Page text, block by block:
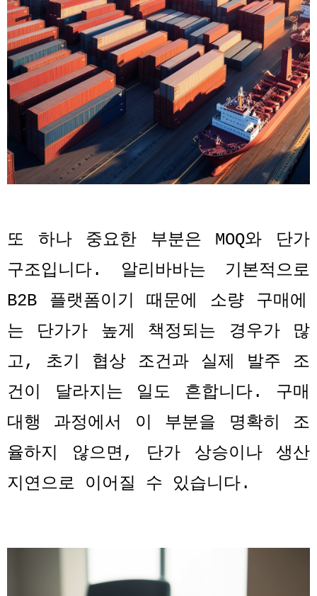
또 하나 중요한 부분은 MOQ와 단가
구조입니다. 알리바바는 기본적으로
B2B 플랫폼이기 때문에 소량 구매에
는 단가가 높게 책정되는 경우가 많
고, 초기 협상 조건과 실제 발주 조
건이 달라지는 일도 흔합니다. 구매
대행 과정에서 이 부분을 명확히 조
율하지 않으면 , 단가 상승이나 생산
지연으로 이어질 수 있습니다.